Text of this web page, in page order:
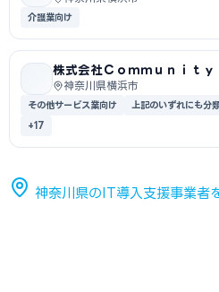
介護業向け
株式会社Ｃｏｍｍｕｎｉｔ
神奈川県横浜市
その他サービス業向け 上記のいずれにも分
+17
神奈川県のIT導入支援事業者